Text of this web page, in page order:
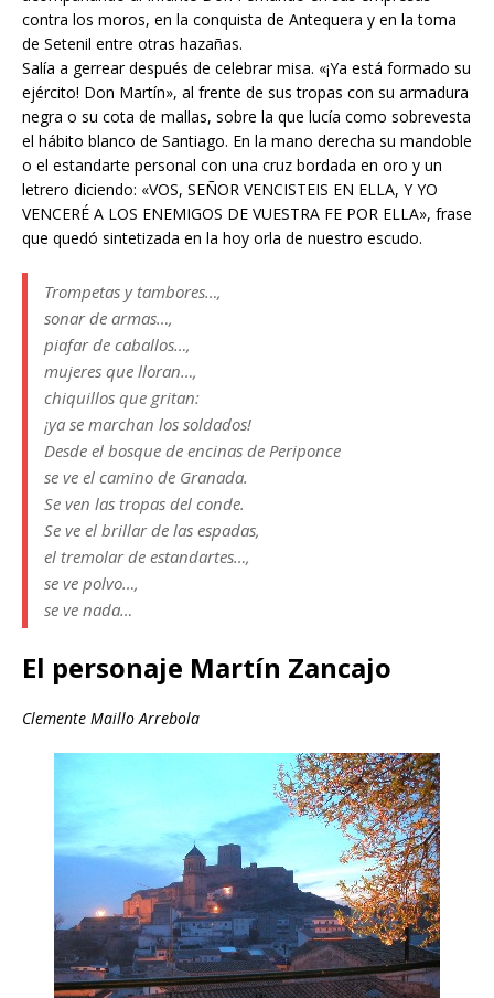
contra los moros, en la conquista de Antequera y en la toma
de Setenil entre otras hazañas.
Salía a gerrear después de celebrar misa. «¡Ya está formado su
ejército! Don Martín», al frente de sus tropas con su armadura
negra o su cota de mallas, sobre la que lucía como sobrevesta
el hábito blanco de Santiago. En la mano derecha su mandoble
o el estandarte personal con una cruz bordada en oro y un
letrero diciendo: «VOS, SEÑOR VENCISTEIS EN ELLA, Y YO
VENCERÉ A LOS ENEMIGOS DE VUESTRA FE POR ELLA», frase
que quedó sintetizada en la hoy orla de nuestro escudo.
Trompetas y tambores…,
sonar de armas…,
piafar de caballos…,
mujeres que lloran…,
chiquillos que gritan:
¡ya se marchan los soldados!
Desde el bosque de encinas de Periponce
se ve el camino de Granada.
Se ven las tropas del conde.
Se ve el brillar de las espadas,
el tremolar de estandartes…,
se ve polvo…,
se ve nada…
El personaje Martín Zancajo
Clemente Maillo Arrebola